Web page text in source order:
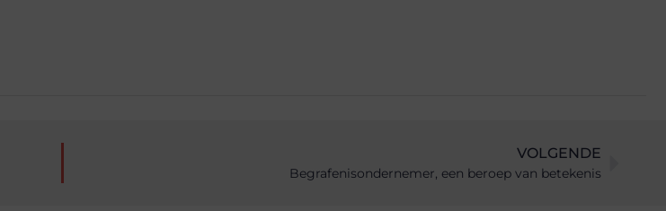
VOLGENDE
Begrafenisondernemer, een beroep van betekenis